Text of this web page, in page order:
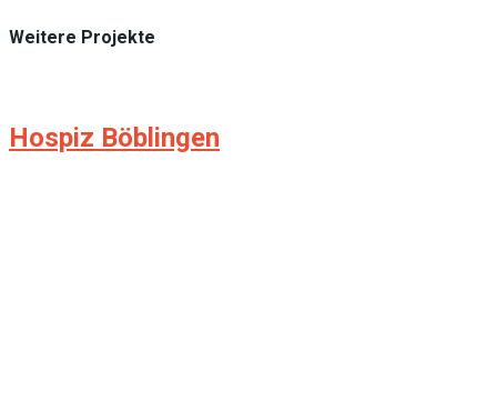
Weitere Projekte
Hospiz Böblingen